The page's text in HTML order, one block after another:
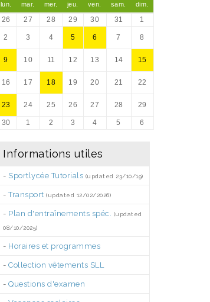
lun. mar. mer. jeu. ven. sam. dim.
26 27 28 29 30 31 1
2 3 4 5 6 7 8
9 10 11 12 13 14 15
16 17 18 19 20 21 22
23 24 25 26 27 28 29
30 1 2 3 4 5 6
Informations utiles
- Sportlycée Tutorials (updated 23/10/19)
-Transport (updated 12/02/2026)
- Plan d'entraînements spéc. (updated
08/10/2025)
- Horaires et programmes
- Collection vêtements SLL
- Questions d'examen